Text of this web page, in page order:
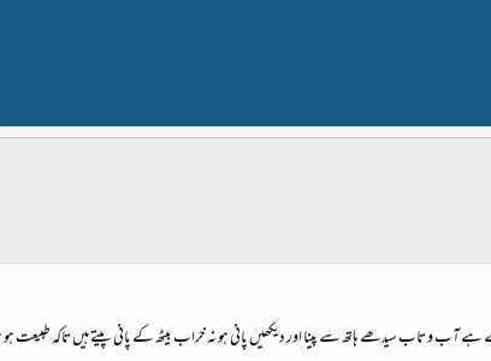
سیدھے ہاتھ سے پینا اور دیکھیں پانی ہو نہ خراب بیٹھ کے پانی پیتے ہیں تاکہ طبیعت